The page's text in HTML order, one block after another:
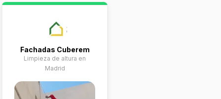
Fachadas Cuberem
Limpieza de altura en
Madrid